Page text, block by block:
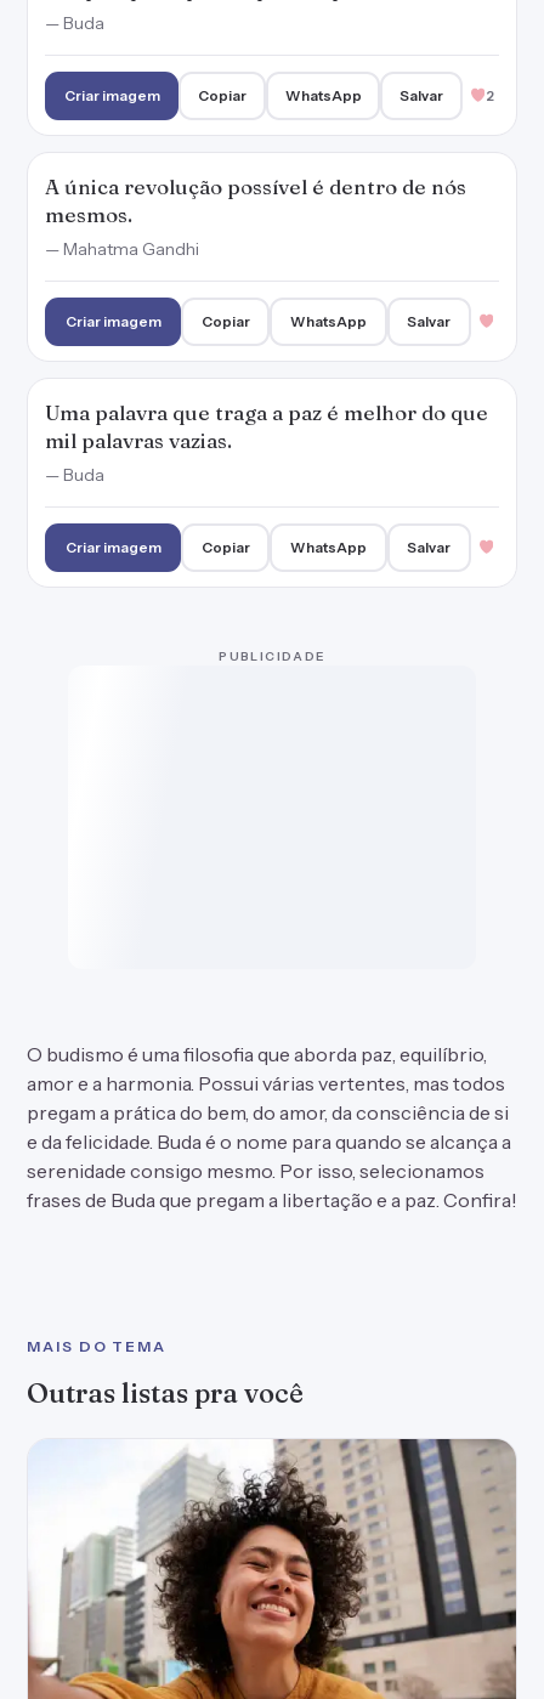
— Buda
Criar imagem Copiar WhatsApp Salvar 2
A única revolução possível é dentro de nós
mesmos.
— Mahatma Gandhi
Criar imagem Copiar WhatsApp Salvar
Uma palavra que traga a paz é melhor do que
mil palavras vazias.
— Buda
Criar imagem Copiar WhatsApp Salvar
PUBLICIDADE
O budismo é uma filosofia que aborda paz, equilíbrio,
amor e a harmonia. Possui várias vertentes, mas todos
pregam a prática do bem, do amor, da consciência de si
e da felicidade. Buda é o nome para quando se alcança a
serenidade consigo mesmo. Por isso, selecionamos
frases de Buda que pregam a libertação e a paz. Confira!
MAIS DO TEMA
Outras listas pra você